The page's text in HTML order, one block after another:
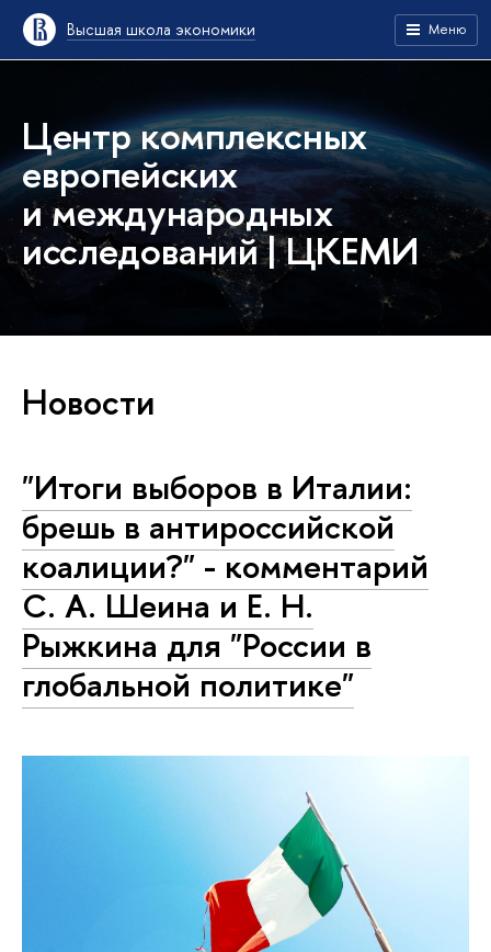
Высшая школа экономики Меню
Центр комплексных
европейских
и международных
исследований | ЦКЕМИ
Новости
"Итоги выборов в Италии:
брешь в антироссийской
коалиции?" - комментарий
С. А. Шеина и Е. Н.
Рыжкина для "России в
глобальной политике"